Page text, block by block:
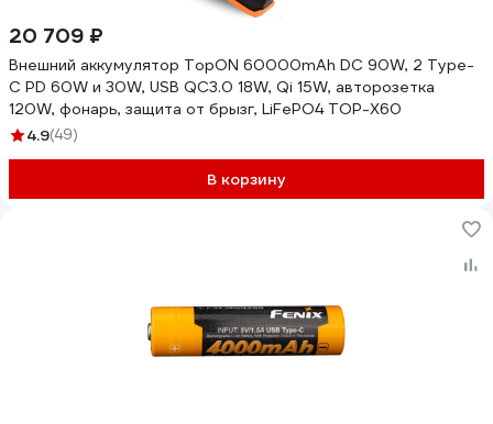
20 709 ₽
Внешний аккумулятор TopON 60000mAh DC 90W, 2 Type-
C PD 60W и 30W, USB QC3.0 18W, Qi 15W, авторозетка
120W, фонарь, защита от брызг, LiFePO4 TOP-X60
4.9(49)
В корзину